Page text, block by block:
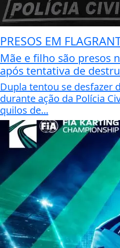
PRESOS EM
Mãe e filho são presos
após tentativa de
Dupla tentou se desfazer
durante ação da Polícia
quilos de...